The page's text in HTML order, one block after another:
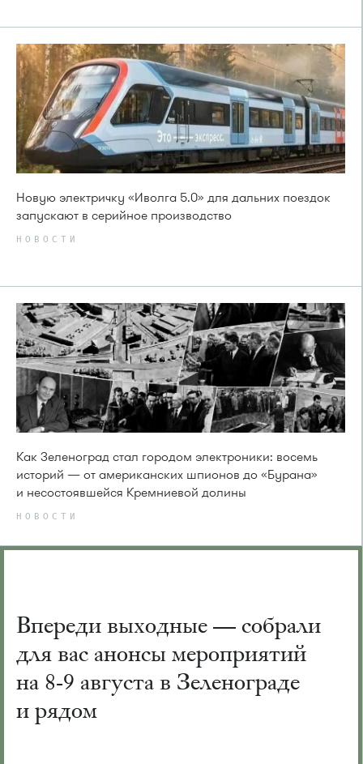
Новую электричку «Иволга 5.0» для дальних поездок
запускают в серийное производство
НОВОСТИ
Как Зеленоград стал городом электроники: восемь
историй — от американских шпионов до «Бурана»
и несостоявшейся Кремниевой долины
НОВОСТИ
Впереди выходные — собрали
для вас анонсы мероприятий
на 8-9 августа в Зеленограде
и рядом